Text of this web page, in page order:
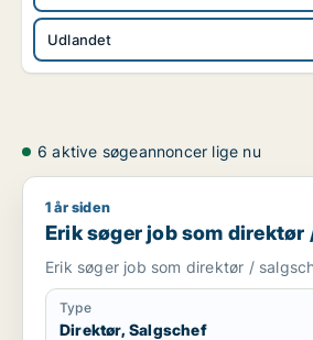
Udlandet
6 aktive søgeannoncer lige nu
Erik søger job som direktør /
1 år siden
Erik søger job som direktør
Erik søger job som direktør /
Type
Direktør, Salgschef